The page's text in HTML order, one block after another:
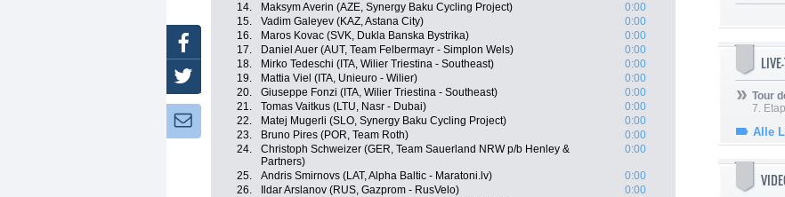
14.
Maksym Averin (AZE, Synergy Baku Cycling Project)
0:00
15.
Vadim Galeyev (KAZ, Astana City)
0:00
16.
Maros Kovac (SVK, Dukla Banska Bystrika)
0:00
17.
Daniel Auer (AUT, Team Felbermayr - Simplon Wels)
0:00
18.
Mirko Tedeschi (ITA, Wilier Triestina - Southeast)
0:00
19.
Mattia Viel (ITA, Unieuro - Wilier)
0:00
20.
Giuseppe Fonzi (ITA, Wilier Triestina - Southeast)
0:00
21.
Tomas Vaitkus (LTU, Nasr - Dubai)
0:00
22.
Matej Mugerli (SLO, Synergy Baku Cycling Project)
0:00
23.
Bruno Pires (POR, Team Roth)
0:00
24.
Christoph Schweizer (GER, Team Sauerland NRW p/b Henley &
Partners)
0:00
25. Andris Smirnovs (LAT, Alpha Baltic - Maratoni.lv)
0:00
26.
Ildar Arslanov (RUS, Gazprom - RusVelo)
0:00
Tour
7.
Alle
Facebook
Twitter
Newsletter: